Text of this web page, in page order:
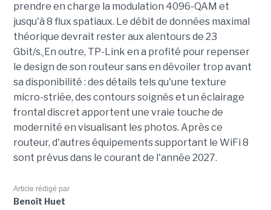
prendre en charge la modulation 4096-QAM et
jusqu'à 8 flux spatiaux. Le débit de données maximal
théorique devrait rester aux alentours de 23
Gbit/s. En outre, TP-Link en a profité pour repenser
le design de son routeur sans en dévoiler trop avant
sa disponibilité : des détails tels qu'une texture
micro-striée, des contours soignés et un éclairage
frontal discret apportent une vraie touche de
modernité en visualisant les photos. Après ce
routeur, d'autres équipements supportant le WiFi 8
sont prévus dans le courant de l'année 2027.
Article rédigé par
Benoît Huet